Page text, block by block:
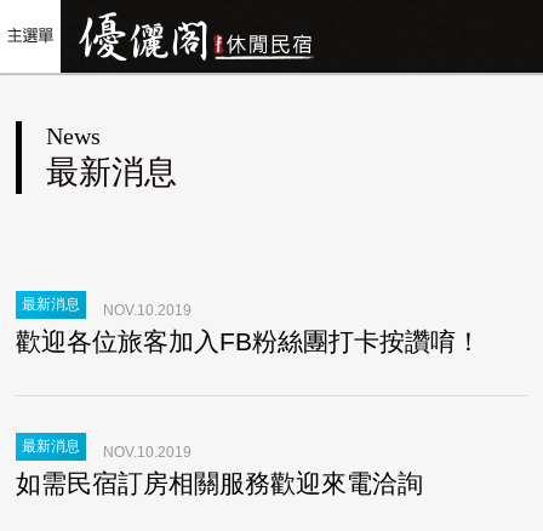
News
最新消息
最新消息 NOV.10.2019
歡迎各位旅客加入FB粉絲團打卡按讚唷！
最新消息 NOV.10.2019
如需民宿訂房相關服務歡迎來電洽詢